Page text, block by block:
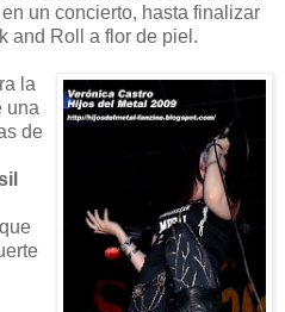
un concierto, hasta finalizar
and Roll a flor de piel.
la
una
de